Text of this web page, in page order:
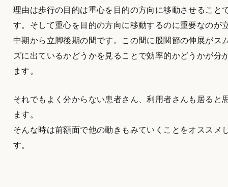
理由は歩行の目的は重心を目的の方向に移動させること
す。そして重心を目的の方向に移動するのに重要なのが
中期から立脚後期の間です。この間に股関節の伸展がス
ズに出ているかどうかを見ることで効率的かどうかが分
ます。
それでもよく分からない患者さん、利用者さんも居ると
ます。
そんな時は前額面で他の動きもみていくことをオススメ
す。